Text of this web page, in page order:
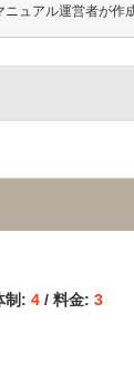
ュアル運営者が作
制: 4 / 料金: 3